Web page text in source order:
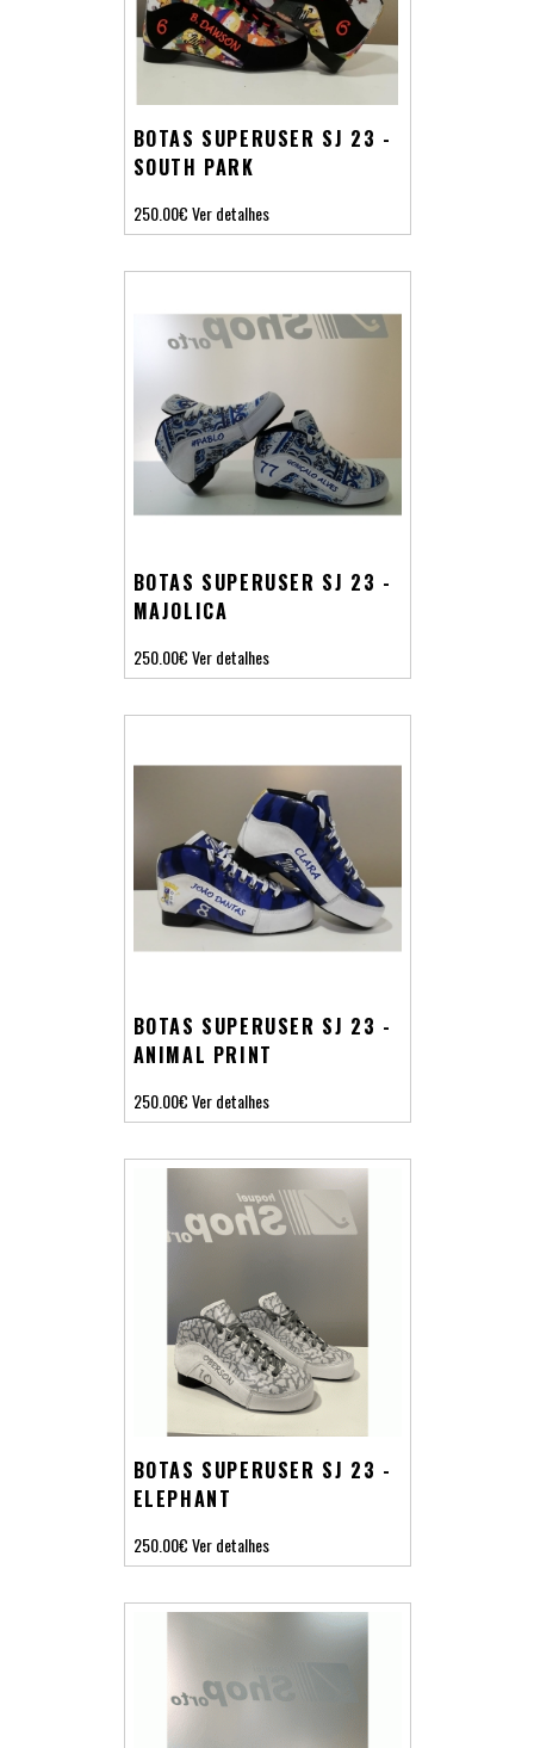
BOTAS SUPERUSER SJ 23 -
SOUTH PARK
250.00€Ver detalhes
BOTAS SUPERUSER SJ 23 -
MAJOLICA
250.00€Ver detalhes
BOTAS SUPERUSER SJ 23 -
ANIMAL PRINT
250.00€Ver detalhes
BOTAS SUPERUSER SJ 23 -
ELEPHANT
250.00€Ver detalhes